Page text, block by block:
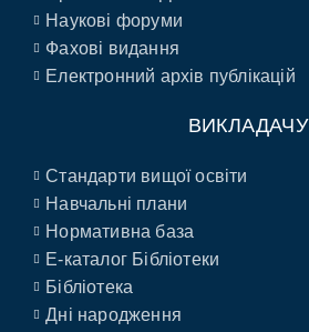
Наукові форуми
Фахові видання
Електронний архів публікацій
ВИКЛАДАЧУ
Стандарти вищої освіти
Навчальні плани
Нормативна база
E-каталог Бібліотеки
Бібліотека
Дні народження